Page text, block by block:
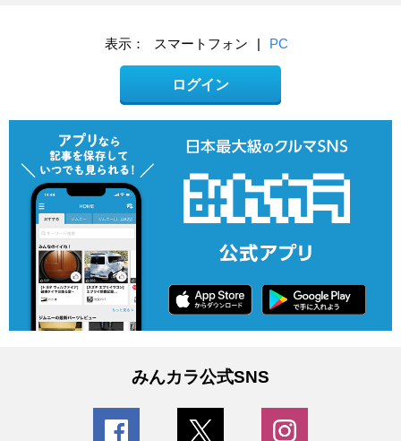
表示： スマートフォン | PC
ログイン
みんカラ公式SNS